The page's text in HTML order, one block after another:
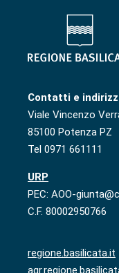
Contatti e
Viale Vincenzo
85100 Potenza PZ
Tel 0971 661111
URP
PEC: AOO-
C.F. 80002950766
regione.basilicata.it